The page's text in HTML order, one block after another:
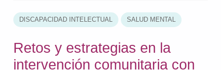
DISCAPACIDAD INTELECTUAL SALUD MENTAL
Retos y estrategias en la
intervención comunitaria con